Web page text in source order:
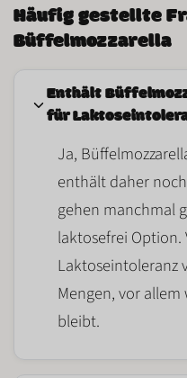
Häufig gestellte
Büffelmozzarella
Enthält
für
Ja,
enthält daher noch
gehen manchmal
laktosefrei Option.
Laktoseintoleranz
Mengen, vor
bleibt.